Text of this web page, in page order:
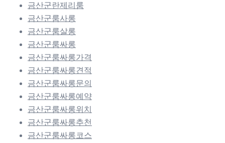
금산군란제리룸
금산군룸사롱
금산군룸살롱
금산군룸싸롱
금산군룸싸롱가격
금산군룸싸롱견적
금산군룸싸롱문의
금산군룸싸롱예약
금산군룸싸롱위치
금산군룸싸롱추천
금산군룸싸롱코스